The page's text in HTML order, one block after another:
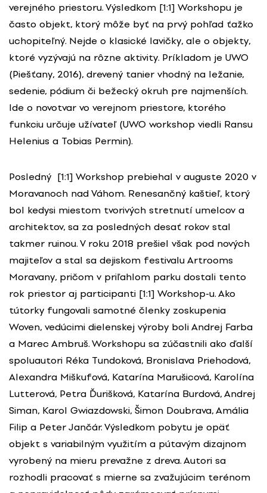
verejného priestoru. Výsledkom [1:1] Workshopu je
často objekt, ktorý môže byť na prvý pohľad ťažko
uchopiteľný. Nejde o klasické lavičky, ale o objekty,
ktoré vyzývajú na rôzne aktivity. Príkladom je UWO
(Piešťany, 2016), drevený tanier vhodný na ležanie,
sedenie, pódium či bežecký okruh pre najmenších.
Ide o novotvar vo verejnom priestore, ktorého
funkciu určuje užívateľ (UWO workshop viedli Ransu
Helenius a Tobias Permin).
Posledný [1:1] Workshop prebiehal v auguste 2020 v
Moravanoch nad Váhom. Renesančný kaštieľ, ktorý
bol kedysi miestom tvorivých stretnutí umelcov a
architektov, sa za posledných desať rokov stal
takmer ruinou. V roku 2018 prešiel však pod nových
majiteľov a stal sa dejiskom festivalu Artrooms
Moravany, pričom v priľahlom parku dostali tento
rok priestor aj participanti [1:1] Workshop-u. Ako
tútorky fungovali samotné členky zoskupenia
Woven, vedúcimi dielenskej výroby boli Andrej Farba
a Marec Ambruš. Workshopu sa zúčastnili ako ďalší
spoluautori Réka Tundoková, Bronislava Priehodová,
Alexandra Miškufová, Katarína Marušicová, Karolína
Lutterová, Petra Ďurišková, Katarína Burdová, Andrej
Siman, Karol Gwiazdowski, Šimon Doubrava, Amália
Filip a Peter Jančár. Výsledkom pobytu je opäť
objekt s variabilným využitím a pútavým dizajnom
vyrobený na mieru prevažne z dreva. Autori sa
rozhodli pracovať s mierne sa zvažujúcim terénom